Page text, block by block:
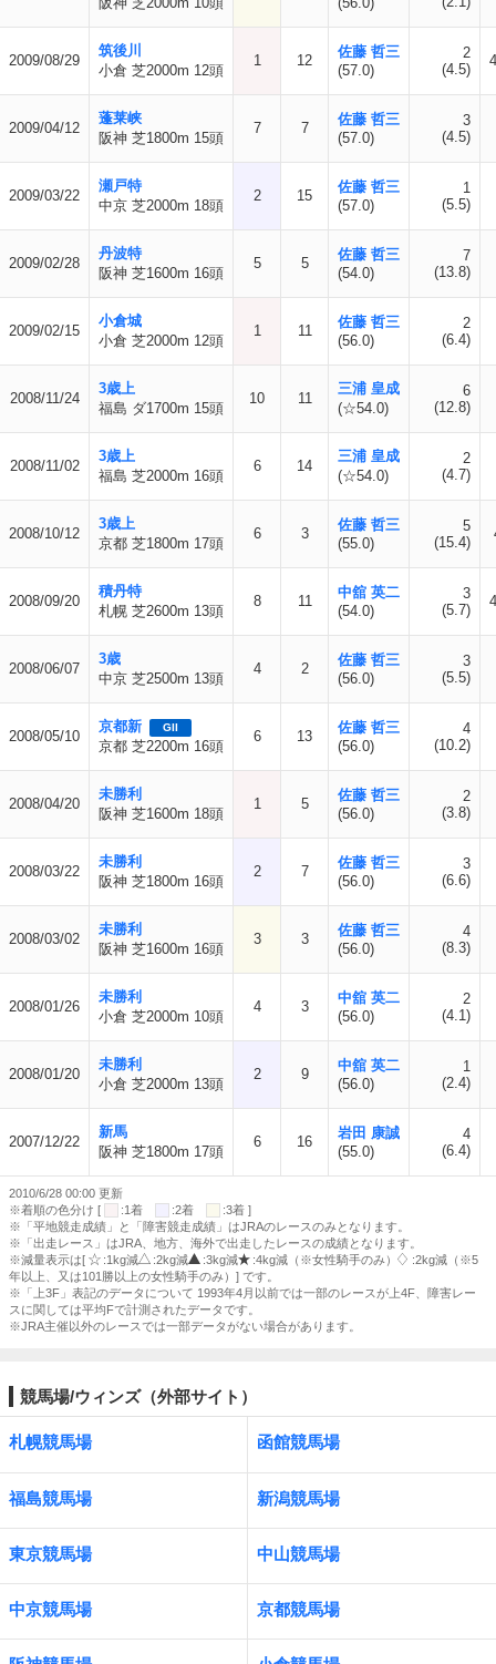
2009/08/29
筑後川
小倉 芝2000m 12頭
1 12
佐藤 哲三
(57.0)
2
(4.5)
2009/04/12
蓬莱峡
阪神 芝1800m 15頭
7 7
佐藤 哲三
(57.0)
3
(4.5)
2009/03/22
瀬戸特
中京 芝2000m 18頭
2 15
佐藤 哲三
(57.0)
1
(5.5)
2009/02/28
丹波特
阪神 芝1600m 16頭
5 5
佐藤 哲三
(54.0)
7
(13.8)
2009/02/15
小倉城
小倉 芝2000m 12頭
1 11
佐藤 哲三
(56.0)
2
(6.4)
2008/11/24
3歳上
福島 ダ1700m 15頭
10 11
三浦 皇成
(☆54.0)
6
(12.8)
2008/11/02
3歳上
福島 芝2000m 16頭
6 14
三浦 皇成
(☆54.0)
2
(4.7)
2008/10/12
3歳上
京都 芝1800m 17頭
6 3
佐藤 哲三
(55.0)
5
(15.4)
2008/09/20
積丹特
札幌 芝2600m 13頭
8 11
中舘 英二
(54.0)
3
(5.7)
2008/06/07
3歳
中京 芝2500m 13頭
4 2
佐藤 哲三
(56.0)
3
(5.5)
2008/05/10
京都新 GII
京都 芝2200m 16頭
6 13
佐藤 哲三
(56.0)
4
(10.2)
2008/04/20
未勝利
阪神 芝1600m 18頭
1 5
佐藤 哲三
(56.0)
2
(3.8)
2008/03/22
未勝利
阪神 芝1800m 16頭
2 7
佐藤 哲三
(56.0)
3
(6.6)
2008/03/02
未勝利
阪神 芝1600m 16頭
3 3
佐藤 哲三
(56.0)
4
(8.3)
2008/01/26
未勝利
小倉 芝2000m 10頭
4 3
中舘 英二
(56.0)
2
(4.1)
2008/01/20
未勝利
小倉 芝2000m 13頭
2 9
中舘 英二
(56.0)
1
(2.4)
2007/12/22
新馬
阪神 芝1800m 17頭
6 16
岩田 康誠
(55.0)
4
(6.4)
2010/6/28 00:00 更新
※着順の色分け [
:1着 :2着
:3着 ]
※「平地競走成績」と「障害競走成績」はJRAのレースのみとなります。
※「出走レース」はJRA、地方、海外で出走したレースの成績となります。
※減量表示は[
:1kg減 :2kg減 :3kg減 :4kg減（※女性騎手のみ）
:2kg減（※5
年以上、又は101勝以上の女性騎手のみ）] です。
※「上3F」表記のデータについて 1993年4月以前では一部のレースが上4F、障害レー
スに関しては平均Fで計測されたデータです。
※JRA主催以外のレースでは一部データがない場合があります。
競馬場/ウィンズ（外部サイト）
札幌競馬場 函館競馬場
福島競馬場 新潟競馬場
東京競馬場 中山競馬場
中京競馬場 京都競馬場